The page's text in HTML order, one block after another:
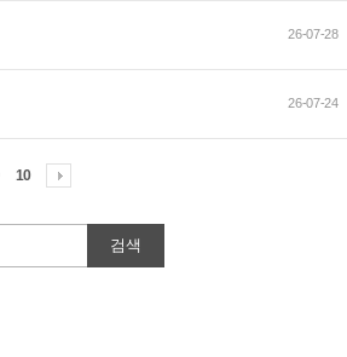
26-07-28
26-07-24
10